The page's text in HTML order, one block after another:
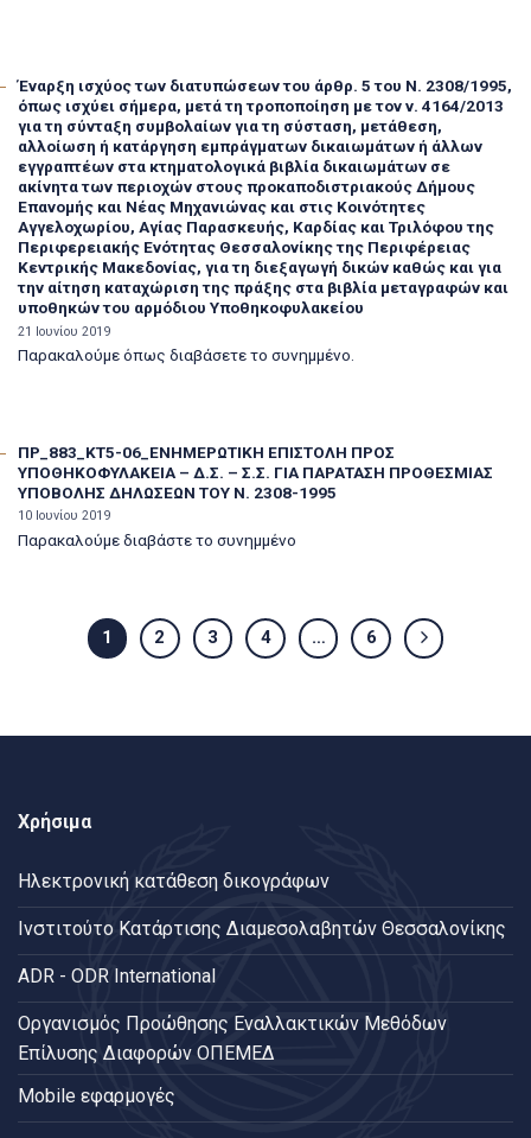
Έναρξη ισχύος των διατυπώσεων του άρθρ. 5 του Ν. 2308/1995,
όπως ισχύει σήμερα, μετά τη τροποποίηση με τον ν. 4164/2013
για τη σύνταξη συμβολαίων για τη σύσταση, μετάθεση,
αλλοίωση ή κατάργηση εμπράγματων δικαιωμάτων ή άλλων
εγγραπτέων στα κτηματολογικά βιβλία δικαιωμάτων σε
ακίνητα των περιοχών στους προκαποδιστριακούς Δήμους
Επανομής και Νέας Μηχανιώνας και στις Κοινότητες
Αγγελοχωρίου, Αγίας Παρασκευής, Καρδίας και Τριλόφου της
Περιφερειακής Ενότητας Θεσσαλονίκης της Περιφέρειας
Κεντρικής Μακεδονίας, για τη διεξαγωγή δικών καθώς και για
την αίτηση καταχώριση της πράξης στα βιβλία μεταγραφών και
υποθηκών του αρμόδιου Υποθηκοφυλακείου
21 Ιουνίου 2019
Παρακαλούμε όπως διαβάσετε το συνημμένο.
ΠΡ_883_ΚΤ5-06_ΕΝΗΜΕΡΩΤΙΚΗ ΕΠΙΣΤΟΛΗ ΠΡΟΣ
ΥΠΟΘΗΚΟΦΥΛΑΚΕΙΑ – Δ.Σ. – Σ.Σ. ΓΙΑ ΠΑΡΑΤΑΣΗ ΠΡΟΘΕΣΜΙΑΣ
ΥΠΟΒΟΛΗΣ ΔΗΛΩΣΕΩΝ ΤΟΥ Ν. 2308-1995
10 Ιουνίου 2019
Παρακαλούμε διαβάστε το συνημμένο
1 2 3 4 … 6
Χρήσιμα
Ηλεκτρονική κατάθεση δικογράφων
Ινστιτούτο Κατάρτισης Διαμεσολαβητών Θεσσαλονίκης
ADR - ODR International
Oργανισμός Προώθησης Εναλλακτικών Μεθόδων
Επίλυσης Διαφορών ΟΠΕΜΕΔ
Mobile εφαρμογές